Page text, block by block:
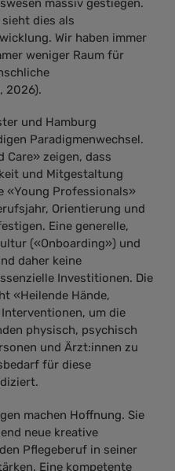
massiv gestiegen.
dies als
Wir haben immer
weniger Raum für
2026).
und Hamburg
Paradigmenwechsel.
Care» zeigen, dass
und Mitgestaltung
«Young Professionals»
Orientierung und
Eine generelle,
(«Onboarding») und
daher keine
Investitionen. Die
«Heilende Hände,
um die
physisch, psychisch
und Ärzt:innen zu
für diese
machen Hoffnung. Sie
neue kreative
Pflegeberuf in seiner
Eine kompetente